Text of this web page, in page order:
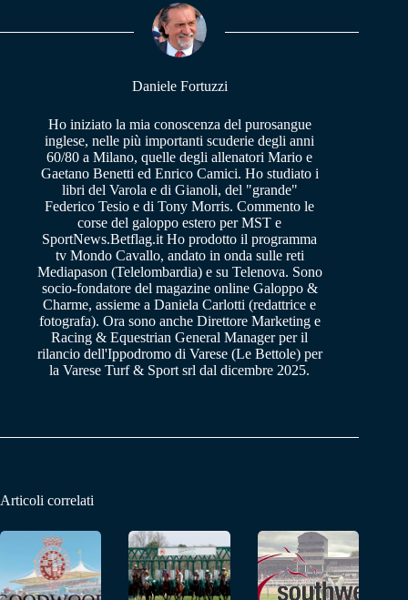
pp m
Daniele Fortuzzi
Ho iniziato la mia conoscenza del purosangue
inglese, nelle più importanti scuderie degli anni
60/80 a Milano, quelle degli allenatori Mario e
Gaetano Benetti ed Enrico Camici. Ho studiato i
libri del Varola e di Gianoli, del "grande"
Federico Tesio e di Tony Morris. Commento le
corse del galoppo estero per MST e
SportNews.Betflag.it Ho prodotto il programma
tv Mondo Cavallo, andato in onda sulle reti
Mediapason (Telelombardia) e su Telenova. Sono
socio-fondatore del magazine online Galoppo &
Charme, assieme a Daniela Carlotti (redattrice e
fotografa). Ora sono anche Direttore Marketing e
Racing & Equestrian General Manager per il
rilancio dell'Ippodromo di Varese (Le Bettole) per
la Varese Turf & Sport srl dal dicembre 2025.
Articoli correlati